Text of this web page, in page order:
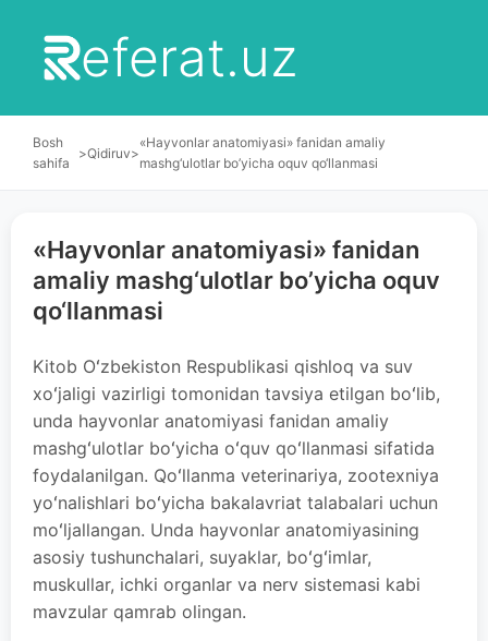
eferat.uz
Bosh
sahifa
>Qidiruv>
«Hayvonlar anatomiyasi» fanidan amaliy
mashg‘ulotlar bo’yicha oquv qo‘llanmasi
«Hayvonlar anatomiyasi» fanidan
amaliy mashg‘ulotlar bo’yicha oquv
qo‘llanmasi
Kitob Oʻzbekiston Respublikasi qishloq va suv
xoʻjaligi vazirligi tomonidan tavsiya etilgan boʻlib,
unda hayvonlar anatomiyasi fanidan amaliy
mashgʻulotlar boʻyicha oʻquv qoʻllanmasi sifatida
foydalanilgan. Qoʻllanma veterinariya, zootexniya
yoʻnalishlari boʻyicha bakalavriat talabalari uchun
moʻljallangan. Unda hayvonlar anatomiyasining
asosiy tushunchalari, suyaklar, boʻgʻimlar,
muskullar, ichki organlar va nerv sistemasi kabi
mavzular qamrab olingan.